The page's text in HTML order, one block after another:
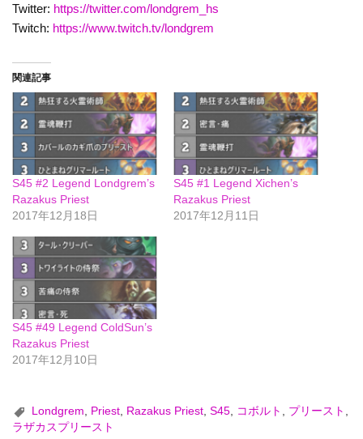
Twitter: https://twitter.com/londgrem_hs
Twitch: https://www.twitch.tv/londgrem
関連記事
S45 #2 Legend Londgrem’s
Razakus Priest
2017年12月18日
S45 #1 Legend Xichen’s
Razakus Priest
2017年12月11日
S45 #49 Legend ColdSun’s
Razakus Priest
2017年12月10日
Londgrem Priest Razakus Priest ,S45 コボルト プリースト
ラザカスプリースト